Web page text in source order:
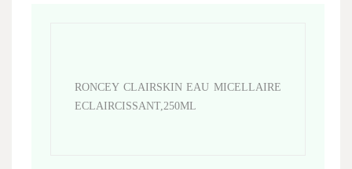
RONCEY CLAIRSKIN EAU MICELLAIRE
ECLAIRCISSANT,250ML